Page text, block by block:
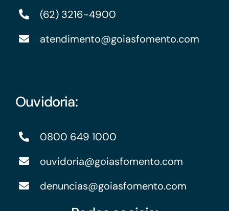
(62) 3216-4900
atendimento@goiasfomento.com
Ouvidoria:
0800 649 1000
ouvidoria@goiasfomento.com
denuncias@goiasfomento.com